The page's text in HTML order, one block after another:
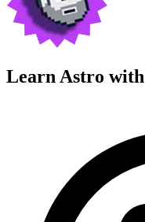
Learn Astro with